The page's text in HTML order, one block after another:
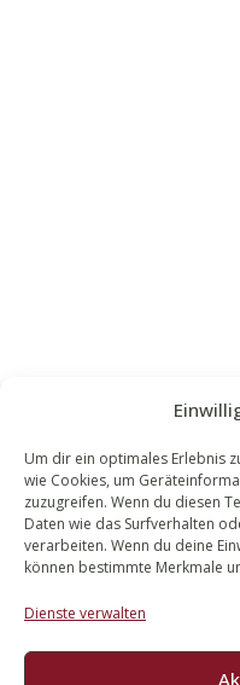
Um dir ein optimales Erlebnis
wie Cookies, um
zuzugreifen. Wenn du diesen
Daten wie das Surfverhalten
verarbeiten. Wenn du deine
können bestimmte Merkmale
Dienste verwalten
WALEK
Bachstraße 13
56727 Mayen
02651 98 900